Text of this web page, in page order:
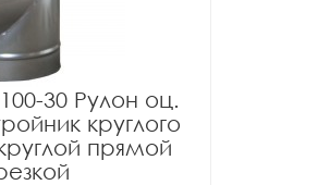
30 Рулон оц.
круглого
прямой